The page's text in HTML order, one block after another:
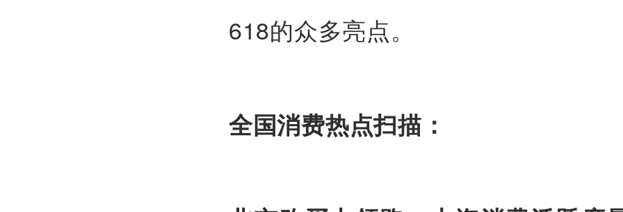
618的众多亮点。
全国消费热点扫描：